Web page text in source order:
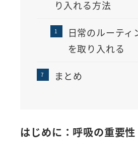
り入れる方法
日常のルーティ
を取り入れる
まとめ
はじめに：呼吸の重要性